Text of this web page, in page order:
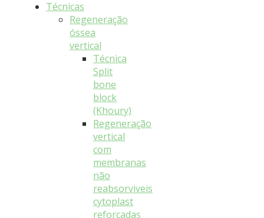
Técnicas
Regeneração
óssea
vertical
Técnica
Split
bone
block
(Khoury)
Regeneração
vertical
com
membranas
não
reabsorviveis
cytoplast
reforçadas